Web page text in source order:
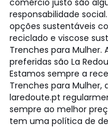
comércio justo são
responsabilidade
opções sustentáveis
reciclado e viscose
Trenches para Mulher.
preferidas são La
Estamos sempre a
Trenches para Mulher,
laredoute.pt
sempre ao melhor
tem uma política de